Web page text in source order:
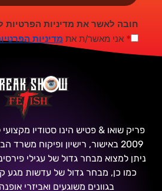
חובה לאשר את מדיניות הפרטיות
* אני מאשר/ת את מדיניות
פריק שואו & פטיש הינו סטודיו
2009 באישור, רישיון ופיקוח
ניתן למצוא מבחר גדול של עגילי
כמו כן, מבחר גדול של עדשות מגע
בגוונים משוגעים ואביזרי